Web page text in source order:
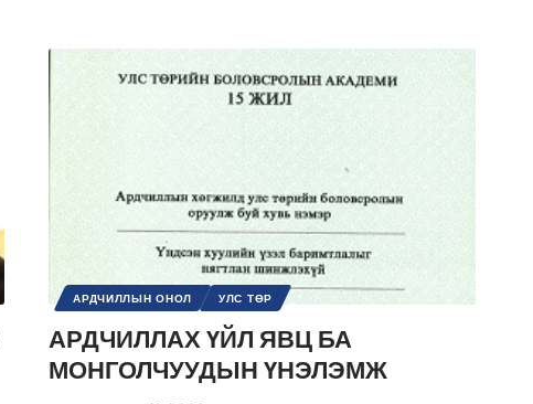
АРДЧИЛЛЫН ОНОЛ УЛС ТӨР
АРДЧИЛЛАХ ҮЙЛ ЯВЦ БА
МОНГОЛЧУУДЫН ҮНЭЛЭМЖ